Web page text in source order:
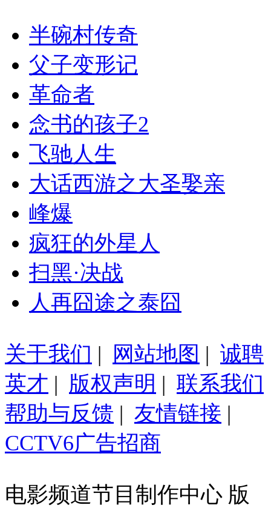
半碗村传奇
父子变形记
革命者
念书的孩子2
飞驰人生
大话西游之大圣娶亲
峰爆
疯狂的外星人
扫黑·决战
人再囧途之泰囧
关于我们 | 网站地图 | 诚聘
英才 | 版权声明 | 联系我们
帮助与反馈 | 友情链接 |
CCTV6广告招商
电影频道节目制作中心 版